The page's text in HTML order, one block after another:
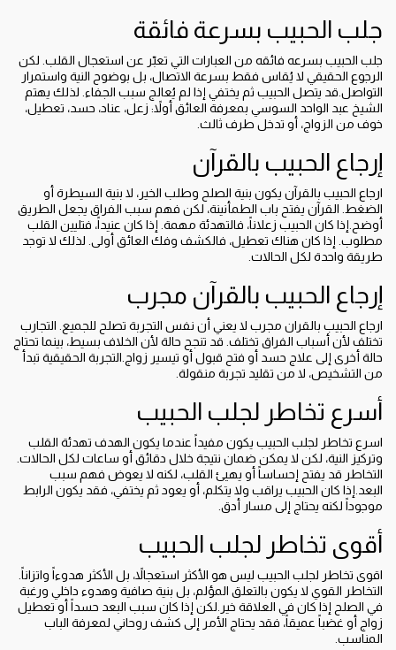
جلب الحبيب بسرعة فائقة
جلب الحبيب بسرعه فائقه من العبارات التي تعبّر عن استعجال القلب. لكن
الرجوع الحقيقي لا يُقاس فقط بسرعة الاتصال، بل بوضوح النية واستمرار
التواصل.قد يتصل الحبيب ثم يختفي إذا لم يُعالج سبب الجفاء. لذلك يهتم
الشيخ عبد الواحد السوسي بمعرفة العائق أولاً: زعل، عناد، حسد، تعطيل،
خوف من الزواج، أو تدخل طرف ثالث.
إرجاع الحبيب بالقرآن
ارجاع الحبيب بالقرآن يكون بنية الصلح وطلب الخير، لا بنية السيطرة أو
الضغط. القرآن يفتح باب الطمأنينة، لكن فهم سبب الفراق يجعل الطريق
أوضح.إذا كان الحبيب زعلاناً، فالتهدئة مهمة. إذا كان عنيداً، فتليين القلب
مطلوب. إذا كان هناك تعطيل، فالكشف وفك العائق أولى. لذلك لا توجد
طريقة واحدة لكل الحالات.
إرجاع الحبيب بالقرآن مجرب
ارجاع الحبيب بالقران مجرب لا يعني أن نفس التجربة تصلح للجميع. التجارب
تختلف لأن أسباب الفراق تختلف. قد تنجح حالة لأن الخلاف بسيط، بينما تحتاج
حالة أخرى إلى علاج حسد أو فتح قبول أو تيسير زواج.التجربة الحقيقية تبدأ
من التشخيص، لا من تقليد تجربة منقولة.
أسرع تخاطر لجلب الحبيب
اسرع تخاطر لجلب الحبيب يكون مفيداً عندما يكون الهدف تهدئة القلب
وتركيز النية، لكن لا يمكن ضمان نتيجة خلال دقائق أو ساعات لكل الحالات.
التخاطر قد يفتح إحساساً أو يهيئ القلب، لكنه لا يعوض فهم سبب
البعد.إذا كان الحبيب يراقب ولا يتكلم، أو يعود ثم يختفي، فقد يكون الرابط
موجوداً لكنه يحتاج إلى مسار أدق.
أقوى تخاطر لجلب الحبيب
اقوى تخاطر لجلب الحبيب ليس هو الأكثر استعجالاً، بل الأكثر هدوءاً واتزاناً.
التخاطر القوي لا يكون بالتعلق المؤلم، بل بنية صافية وهدوء داخلي ورغبة
في الصلح إذا كان في العلاقة خير.لكن إذا كان سبب البعد حسداً أو تعطيل
زواج أو غضباً عميقاً، فقد يحتاج الأمر إلى كشف روحاني لمعرفة الباب
المناسب.